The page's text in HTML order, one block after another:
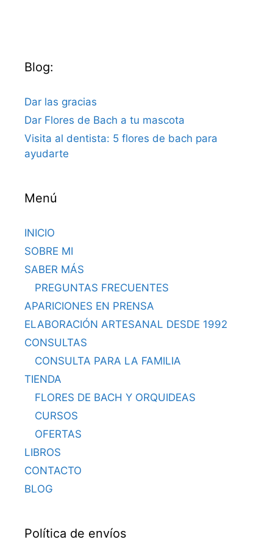
Blog:
Dar las gracias
Dar Flores de Bach a tu mascota
Visita al dentista: 5 flores de bach para
ayudarte
Menú
INICIO
SOBRE MI
SABER MÁS
PREGUNTAS FRECUENTES
APARICIONES EN PRENSA
ELABORACIÓN ARTESANAL DESDE 1992
CONSULTAS
CONSULTA PARA LA FAMILIA
TIENDA
FLORES DE BACH Y ORQUIDEAS
CURSOS
OFERTAS
LIBROS
CONTACTO
BLOG
Política de envíos